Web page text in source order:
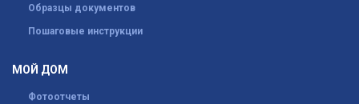
Образцы документов
Пошаговые инструкции
МОЙ ДОМ
Фотоотчеты